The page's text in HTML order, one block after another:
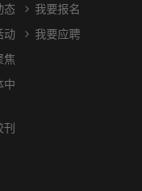
态
动
焦
中
刊
我要报名
我要应聘